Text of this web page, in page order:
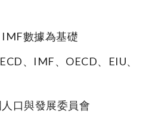
數據為基礎
、IMF、OECD、EIU、
口與發展委員會